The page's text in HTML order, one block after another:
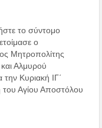
το σύντομο
ο
Μητροπολίτης
Αλμυρού
την Κυριακή ΙΓ΄
Αγίου Αποστόλου